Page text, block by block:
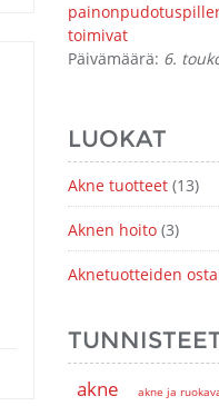
toimivat
Päivämäärä: 6.
LUOKAT
Akne tuotteet(13)
Aknen hoito(3)
Aknetuotteiden
akne akne ja